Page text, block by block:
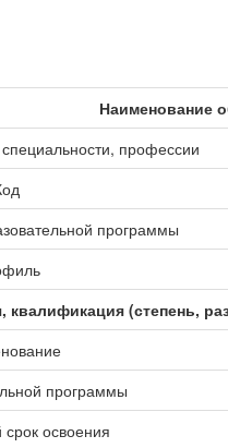
Наименование
профессии
программы
квалификация (степень,
программы
освоения